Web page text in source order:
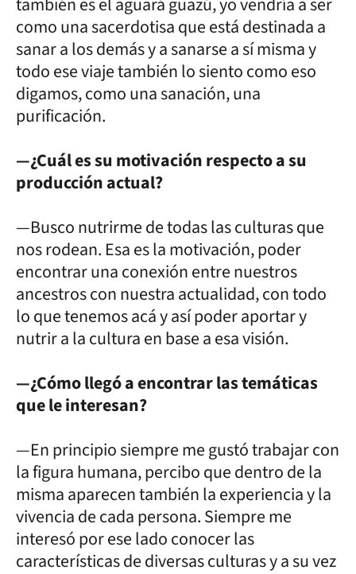
como una sacerdotisa que está destinada a
sanar a los demás y a sanarse a sí misma y
todo ese viaje también lo siento como eso
digamos, como una sanación, una
purificación.
—¿Cuál es su motivación respecto a su
producción actual?
—Busco nutrirme de todas las culturas que
nos rodean. Esa es la motivación, poder
encontrar una conexión entre nuestros
ancestros con nuestra actualidad, con todo
lo que tenemos acá y así poder aportar y
nutrir a la cultura en base a esa visión.
—¿Cómo llegó a encontrar las temáticas
que le interesan?
—En principio siempre me gustó trabajar con
la figura humana, percibo que dentro de la
misma aparecen también la experiencia y la
vivencia de cada persona. Siempre me
interesó por ese lado conocer las
características de diversas culturas y a su vez